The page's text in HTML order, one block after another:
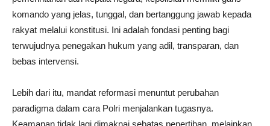
komando yang jelas, tunggal, dan bertanggung jawab kepada
rakyat melalui konstitusi. Ini adalah fondasi penting bagi
terwujudnya penegakan hukum yang adil, transparan, dan
bebas intervensi.
Lebih dari itu, mandat reformasi menuntut perubahan
paradigma dalam cara Polri menjalankan tugasnya.
Keamanan tidak lagi dimaknai sebatas penertiban, melainkan